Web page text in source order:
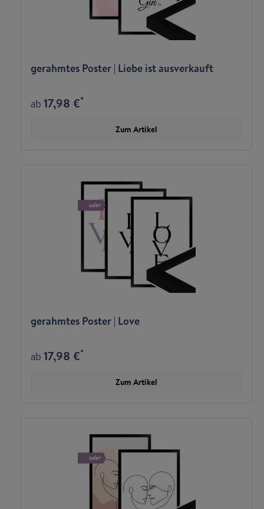
gerahmtes Poster | Liebe ist ausverkauft
ab17,98 €*
Zum Artikel
gerahmtes Poster | Love
ab17,98 €*
Zum Artikel